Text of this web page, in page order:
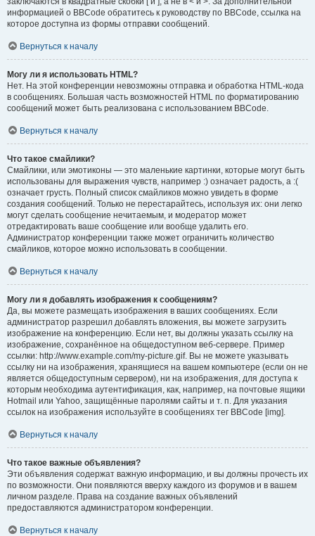
информацией о BBCode обратитесь к руководству по BBCode, ссылка на
которое доступна из формы отправки сообщений.
Вернуться к началу
Могу ли я использовать HTML?
Нет. На этой конференции невозможны отправка и обработка HTML-кода
в сообщениях. Большая часть возможностей HTML по форматированию
сообщений может быть реализована с использованием BBCode.
Вернуться к началу
Что такое смайлики?
Смайлики, или эмотиконы — это маленькие картинки, которые могут быть
использованы для выражения чувств, например :) означает радость, а :(
означает грусть. Полный список смайликов можно увидеть в форме
создания сообщений. Только не перестарайтесь, используя их: они легко
могут сделать сообщение нечитаемым, и модератор может
отредактировать ваше сообщение или вообще удалить его.
Администратор конференции также может ограничить количество
смайликов, которое можно использовать в сообщении.
Вернуться к началу
Могу ли я добавлять изображения к сообщениям?
Да, вы можете размещать изображения в ваших сообщениях. Если
администратор разрешил добавлять вложения, вы можете загрузить
изображение на конференцию. Если нет, вы должны указать ссылку на
изображение, сохранённое на общедоступном веб-сервере. Пример
ссылки: http://www.example.com/my-picture.gif. Вы не можете указывать
ссылку ни на изображения, хранящиеся на вашем компьютере (если он не
является общедоступным сервером), ни на изображения, для доступа к
которым необходима аутентификация, как, например, на почтовые ящики
Hotmail или Yahoo, защищённые паролями сайты и т. п. Для указания
ссылок на изображения используйте в сообщениях тег BBCode [img].
Вернуться к началу
Что такое важные объявления?
Эти объявления содержат важную информацию, и вы должны прочесть их
по возможности. Они появляются вверху каждого из форумов и в вашем
личном разделе. Права на создание важных объявлений
предоставляются администратором конференции.
Вернуться к началу